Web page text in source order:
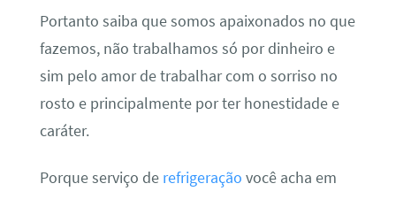
Portanto saiba que somos apaixonados no que
fazemos, não trabalhamos só por dinheiro e
sim pelo amor de trabalhar com o sorriso no
rosto e principalmente por ter honestidade e
caráter.
Porque serviço de refrigeração você acha em